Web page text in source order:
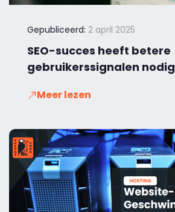
Gepubliceerd: 2 april 2025
SEO-succes heeft betere
gebruikerssignalen nodig
Meer lezen